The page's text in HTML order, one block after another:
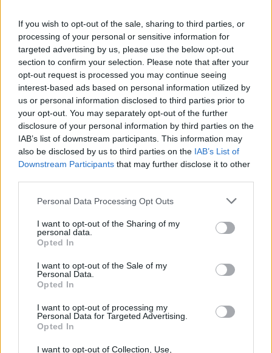
If you wish to opt-out of the sale, sharing to third parties, or
processing of your personal or sensitive information for
targeted advertising by us, please use the below opt-out
section to confirm your selection. Please note that after your
opt-out request is processed you may continue seeing
interest-based ads based on personal information utilized by
us or personal information disclosed to third parties prior to
your opt-out. You may separately opt-out of the further
disclosure of your personal information by third parties on the
IAB’s list of downstream participants. This information may
also be disclosed by us to third parties on the IAB’s List of
Downstream Participants that may further disclose it to other
Personal Data Processing Opt Outs
I want to opt-out of the Sharing of my
personal data.
Opted In
I want to opt-out of the Sale of my
Personal Data.
Opted In
I want to opt-out of processing my
Personal Data for Targeted Advertising.
Opted In
I want to opt-out of Collection, Use,
Παραλείπετε γεύματα και ύστερα πεινάτε
πάρα πολύ
Κάνετε τη μία δίαιτα της μόδας πίσω από
την άλλη
Πότε γίνεται πρόβλημα η υπερφαγία
Όπως προαναφέρθηκε όλοι οι άνθρωποι το
παρακάνουν κάποια στιγμή με το φαγητό. Εάν
όμως εσείς έχετε φτάσει στο σημείο η
υπερφαγία να σας κάνει να ντρέπεστε για τον
εαυτό σας και να έχετε τύψεις, τότε μπορεί να
μετατρέπεται σε πρόβλημα, λέει η Dr. Albers. Το
και κατάθλιψη ακόμα.
επηρεάζει την καθημερινή λειτουργικότητά σας,
συζητήστε το με τον γιατρό σας. Προφανώς
τρώτε, αλλά ενδέχεται να χρειάζεστε βοήθεια
για να το επιτύχετε.